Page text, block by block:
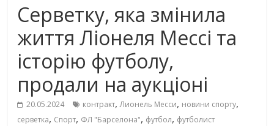
Серветку, яка змінила
життя Ліонеля Мессі та
історію футболу,
продали на аукціоні
20.05.2024 контракт,Лионель Месси, новини спорту,
серветка, Спорт, ФЛ "Барселона", футбол, футболист